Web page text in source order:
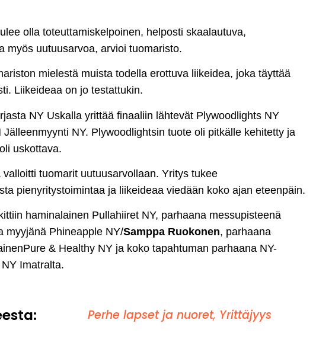
olla toteuttamiskelpoinen, helposti skaa­lau­tu­va,
myös uutuusarvoa, arvioi tuomaristo.
mielestä muista todella erottuva liikeidea, joka täyttää
Liikeideaa on jo testattukin.
NY Uskalla yrittää finaaliin lähtevät Plywoodlights NY
NY. Plywoodlightsin tuote oli pitkälle kehitetty ja
uskottava.
tuomarit uutuusarvollaan. Yritys tukee
pienyritystoimintaa ja liikeideaa viedään koko ajan eteenpäin.
haminalainen Pullahiiret NY, parhaana messupisteenä
myyjänä Phineapple NY/Samppa Ruokonen, parhaana
& Healthy NY ja koko tapahtuman parhaana NY-
Imatralta.
Perhe lapset ja nuoret, Yrittäjyys